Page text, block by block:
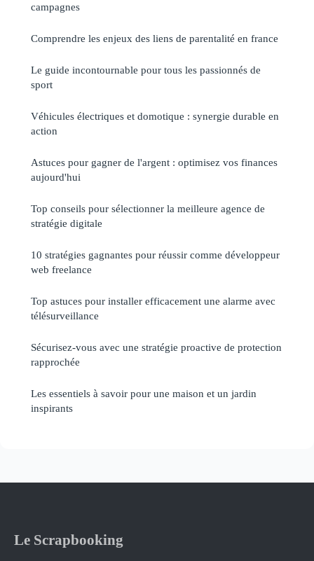
campagnes
Comprendre les enjeux des liens de parentalité en france
Le guide incontournable pour tous les passionnés de
sport
Véhicules électriques et domotique : synergie durable en
action
Astuces pour gagner de l'argent : optimisez vos finances
aujourd'hui
Top conseils pour sélectionner la meilleure agence de
stratégie digitale
10 stratégies gagnantes pour réussir comme développeur
web freelance
Top astuces pour installer efficacement une alarme avec
télésurveillance
Sécurisez-vous avec une stratégie proactive de protection
rapprochée
Les essentiels à savoir pour une maison et un jardin
inspirants
Le Scrapbooking